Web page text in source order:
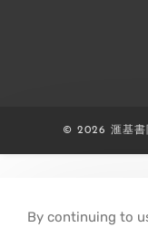
© 2026 滙基書
By continuing to